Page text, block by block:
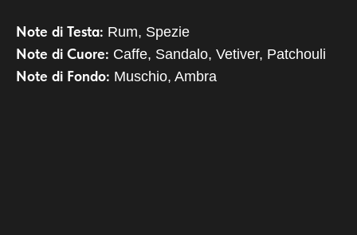
Note di Testa: Rum, Spezie
Note di Cuore: Caffe, Sandalo, Vetiver, Patchouli
Note di Fondo: Muschio, Ambra